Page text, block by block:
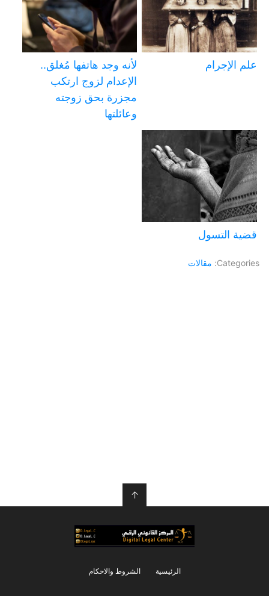
علم الإجرام
لأنه وجد هاتفها مُغلق..
الإعدام لزوج ارتكب
مجزرة بحق زوجته
وعائلتها
قضية التسول
Categories: مقالات
↑
الرئيسية الشروط والاحكام